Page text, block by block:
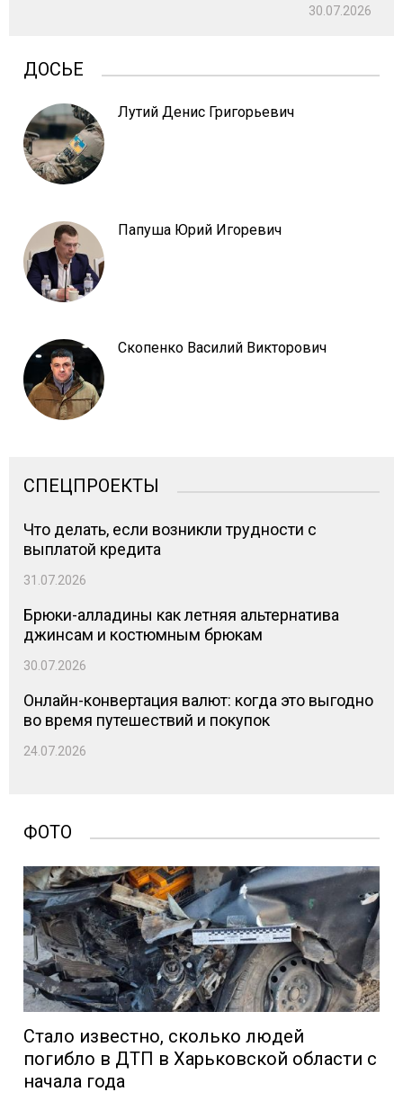
30.07.2026
ДОСЬЕ
Лутий Денис Григорьевич
Папуша Юрий Игоревич
Скопенко Василий Викторович
СПЕЦПРОЕКТЫ
Что делать, если возникли трудности с
выплатой кредита
31.07.2026
Брюки-алладины как летняя альтернатива
джинсам и костюмным брюкам
30.07.2026
Онлайн-конвертация валют: когда это выгодно
во время путешествий и покупок
24.07.2026
ФОТО
Стало известно, сколько людей
погибло в ДТП в Харьковской области с
начала года